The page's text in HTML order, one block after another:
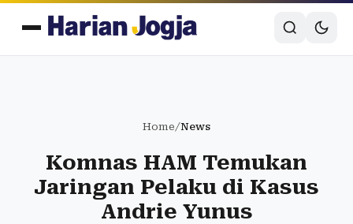
Home/News
Komnas HAM Temukan
Jaringan Pelaku di Kasus
Andrie Yunus